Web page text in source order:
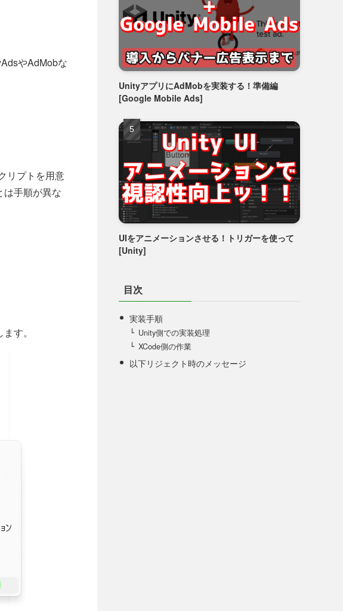
やAdMobな
リプトを用意
は手順が異な
す。
UnityアプリにAdMobを実装する！準備編
[Google Mobile Ads]
UIをアニメーションさせる！トリガーを使って
[Unity]
目次
実装手順
Unity側での実装処理
XCode側の作業
以下リジェクト時のメッセージ